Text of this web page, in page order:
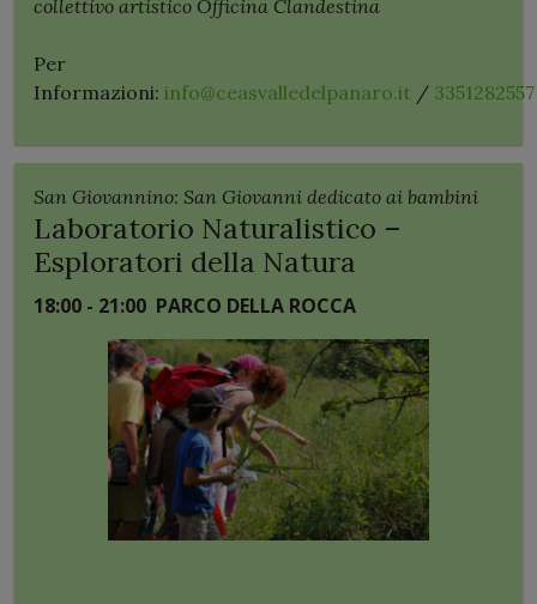
collettivo artistico Officina Clandestina
Per
Informazioni: info@ceasvalledelpanaro.it / 3351282557
San Giovannino: San Giovanni dedicato ai bambini
Laboratorio Naturalistico –
Esploratori della Natura
18:00 - 21:00 PARCO DELLA ROCCA